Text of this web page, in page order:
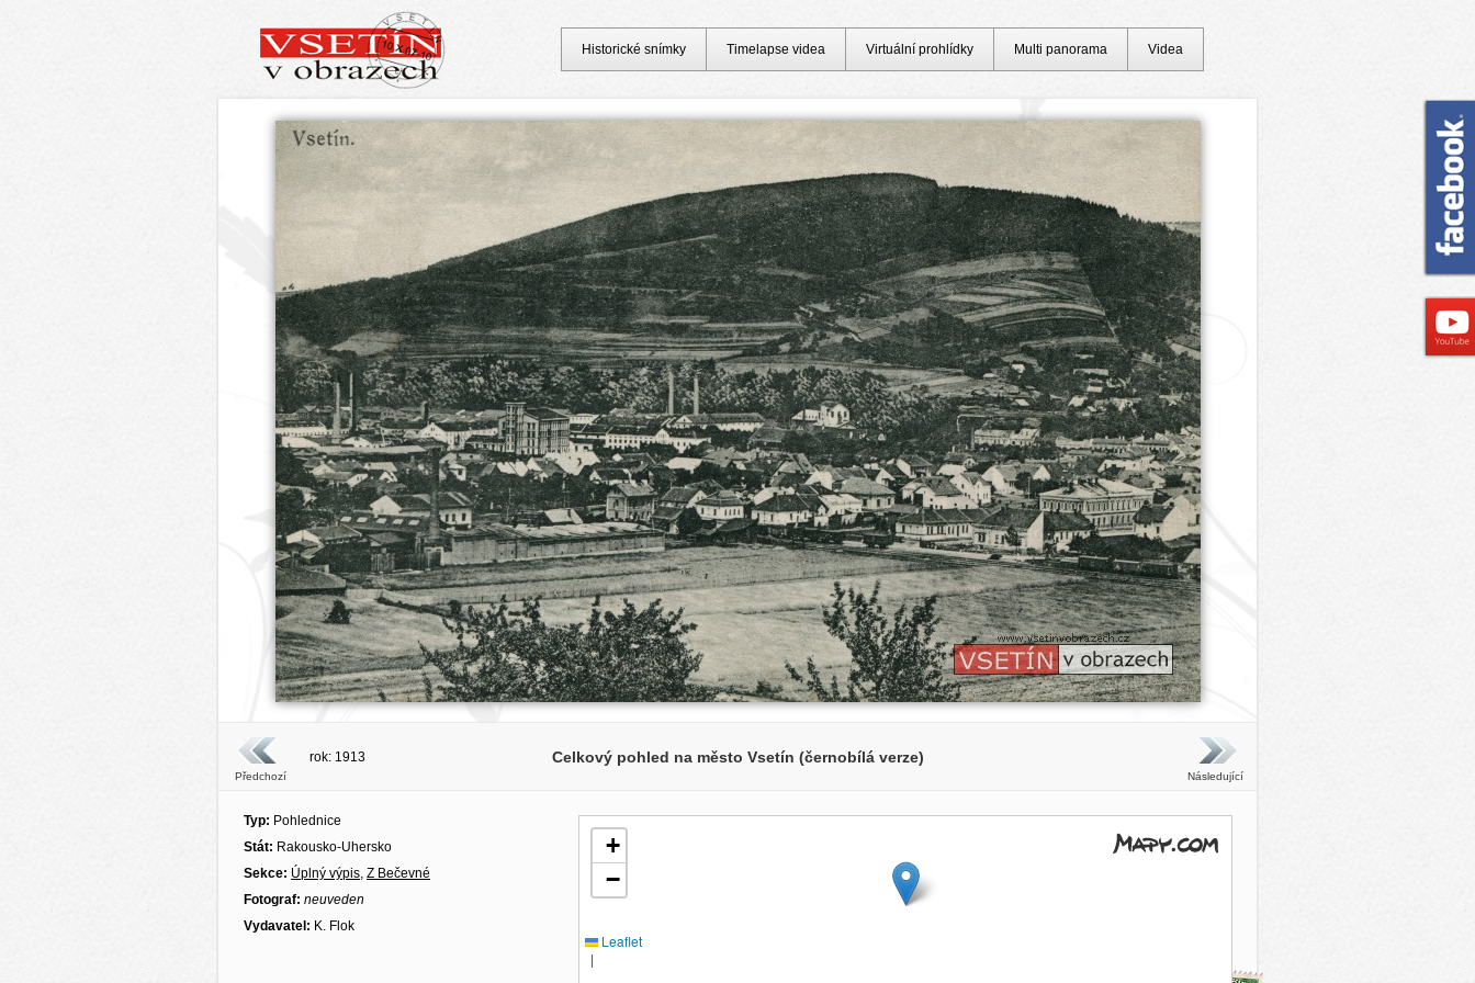
Předchozí
rok: 1913 Celkový pohled na město Vsetín (černobílá verze)
Následující
Typ: Pohlednice
Stát: Rakousko-Uhersko
Sekce: Úplný výpis, Z Bečevné
Fotograf: neuveden
Vydavatel: K. Flok
+
−
Leaflet
|
Historické snímky Timelapse videa Virtuální prohlídky Multi panorama Videa